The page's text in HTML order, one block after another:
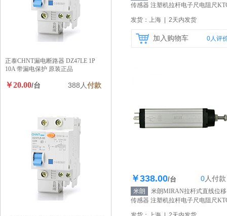
传感器 注塑机拉杆电子尺电阻尺
发货：上海 | 2天内发货
加入购物车 0人评
库存1000个
￥338.00/台 0人付款
米朗
米朗MIRAN拉杆式直线位移
传感器 注塑机拉杆电子尺电阻尺
正泰CHNT漏电断路器 DZ47LE 1P
10A 带漏电保护 原装正品
￥20.00/台 388人付款